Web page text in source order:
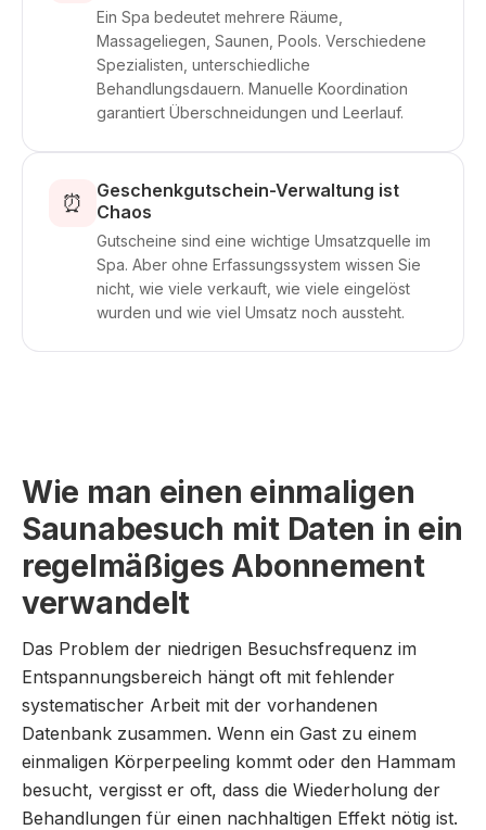
Ein Spa bedeutet mehrere Räume,
Massageliegen, Saunen, Pools. Verschiedene
Spezialisten, unterschiedliche
Behandlungsdauern. Manuelle Koordination
garantiert Überschneidungen und Leerlauf.
⏰
Geschenkgutschein-Verwaltung ist
Chaos
Gutscheine sind eine wichtige Umsatzquelle im
Spa. Aber ohne Erfassungssystem wissen Sie
nicht, wie viele verkauft, wie viele eingelöst
wurden und wie viel Umsatz noch aussteht.
Wie man einen einmaligen
Saunabesuch mit Daten in ein
regelmäßiges Abonnement
verwandelt
Das Problem der niedrigen Besuchsfrequenz im
Entspannungsbereich hängt oft mit fehlender
systematischer Arbeit mit der vorhandenen
Datenbank zusammen. Wenn ein Gast zu einem
einmaligen Körperpeeling kommt oder den Hammam
besucht, vergisst er oft, dass die Wiederholung der
Behandlungen für einen nachhaltigen Effekt nötig ist.